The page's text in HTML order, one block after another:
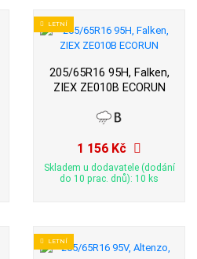
LETNÍ
205/65R16 95H, Falken,
ZIEX ZE010B ECORUN
1 156 Kč
Skladem u dodavatele (dodání
do 10 prac. dnů): 10 ks
LETNÍ